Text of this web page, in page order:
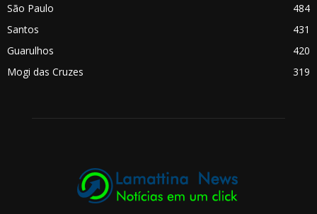
São Paulo
484
Santos
431
Guarulhos
420
Mogi das Cruzes
319